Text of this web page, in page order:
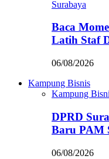
Surabaya
Baca
Latih Staf
06/08/2026
Kampung Bisnis
Kampung
DPRD
Baru PAM
06/08/2026